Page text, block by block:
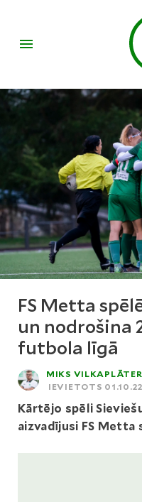
FS Metta
un nodrošina
futbola līgā
MIKS
IEVIETOTS
Kārtējo spēli
aizvadījusi FS Metta